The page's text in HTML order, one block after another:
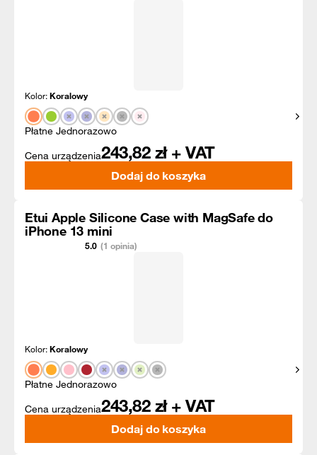
Kolor:Koralowy
Płatne Jednorazowo
Cena urządzenia243,82 zł + VAT
Dodaj do koszyka
Etui Apple Silicone Case with MagSafe do
iPhone 13 mini
5.0 (1 opinia)
Kolor:Koralowy
Płatne Jednorazowo
Cena urządzenia243,82 zł + VAT
Dodaj do koszyka